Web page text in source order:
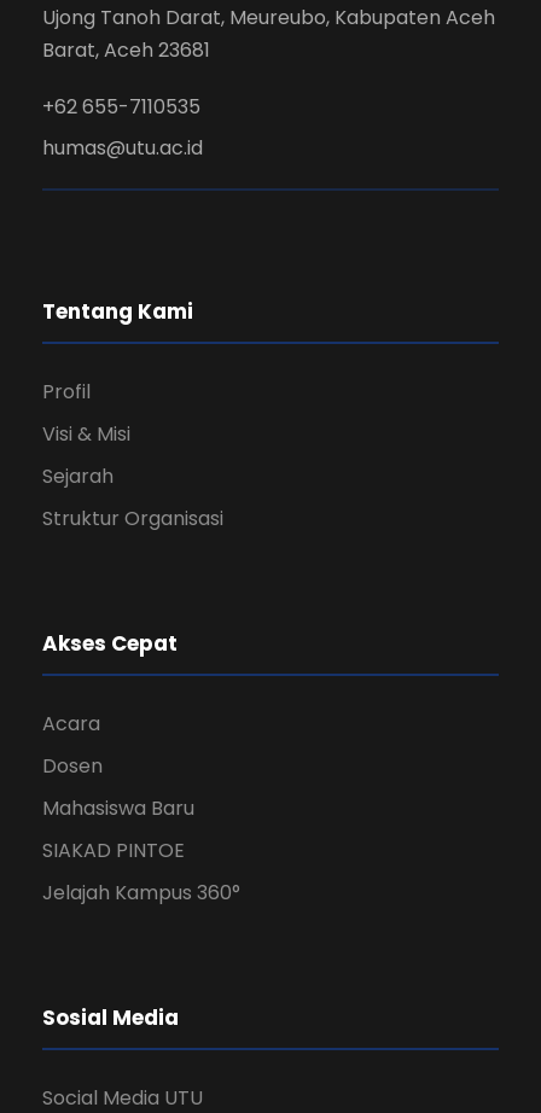
Ujong Tanoh Darat, Meureubo, Kabupaten Aceh
Barat, Aceh 23681
+62 655-7110535
humas@utu.ac.id
Tentang Kami
Profil
Visi & Misi
Sejarah
Struktur Organisasi
Akses Cepat
Acara
Dosen
Mahasiswa Baru
SIAKAD PINTOE
Jelajah Kampus 360°
Sosial Media
Social Media UTU